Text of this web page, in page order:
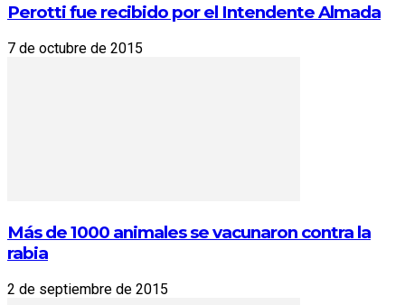
Perotti fue recibido por el Intendente Almada
7 de octubre de 2015
Más de 1000 animales se vacunaron contra la
rabia
2 de septiembre de 2015